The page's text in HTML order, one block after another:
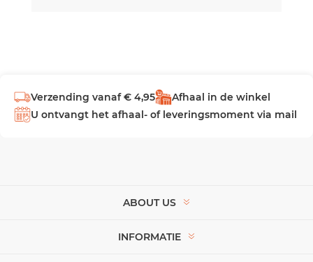
Verzending vanaf € 4,95
Afhaal in de winkel
U ontvangt het afhaal- of leveringsmoment via mail
ABOUT US
INFORMATIE